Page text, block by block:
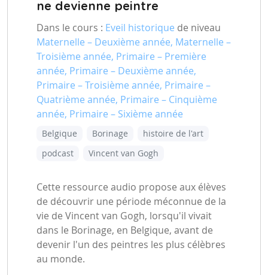
ne devienne peintre
Dans le cours : Eveil historique de niveau
Maternelle – Deuxième année, Maternelle –
Troisième année, Primaire – Première
année, Primaire – Deuxième année,
Primaire – Troisième année, Primaire –
Quatrième année, Primaire – Cinquième
année, Primaire – Sixième année
Belgique Borinage
histoire de l'art
podcast
Vincent van Gogh
Cette ressource audio propose aux élèves
de découvrir une période méconnue de la
vie de Vincent van Gogh, lorsqu'il vivait
dans le Borinage, en Belgique, avant de
devenir l'un des peintres les plus célèbres
au monde.